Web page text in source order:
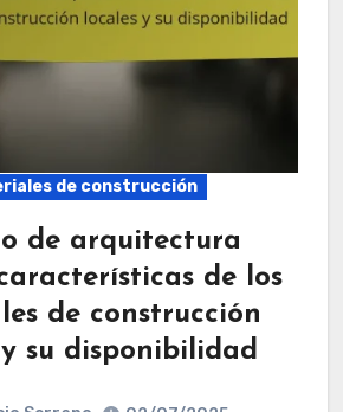
de construcción
de arquitectura
de los
de construcción
su disponibilidad